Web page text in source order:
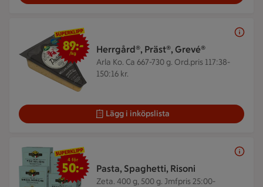
Herrgård®, Präst®, Grevé®
Arla Ko. Ca 667-730 g. Ord.pris 117:38-
150:16 kr.
89 kr/kg
89:-
/kg
Lägg i inköpslista
Pasta, Spaghetti, Risoni
Zeta. 400 g, 500 g. Jmfpris 25:00-
4 för 50 kr
4 för
50:-